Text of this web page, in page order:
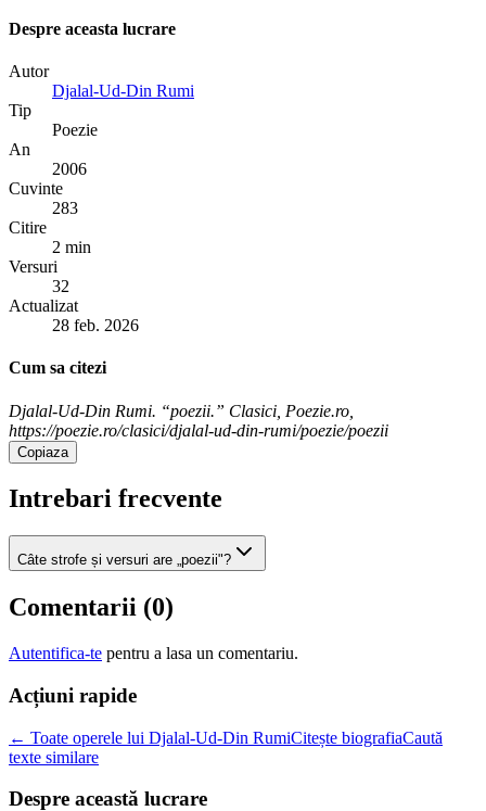
Despre aceasta lucrare
Autor
Djalal-Ud-Din Rumi
Tip
Poezie
An
2006
Cuvinte
283
Citire
2 min
Versuri
32
Actualizat
28 feb. 2026
Cum sa citezi
Djalal-Ud-Din Rumi. “poezii.” Clasici, Poezie.ro,
https://poezie.ro/clasici/djalal-ud-din-rumi/poezie/poezii
Copiaza
Intrebari frecvente
Câte strofe și versuri are „poezii"?
Comentarii (0)
Autentifica-te pentru a lasa un comentariu.
Acțiuni rapide
← Toate operele lui Djalal-Ud-Din RumiCitește biografiaCaută
texte similare
Despre această lucrare